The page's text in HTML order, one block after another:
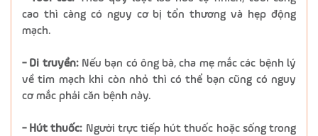
cao thì càng có nguy cơ bị tổn thương và hẹp động
mạch.
- Di truyền: Nếu bạn có ông bà, cha mẹ mắc các bệnh lý
về tim mạch khi còn nhỏ thì có thể bạn cũng có nguy
cơ mắc phải căn bệnh này.
- Hút thuốc: Người trực tiếp hút thuốc hoặc sống trong